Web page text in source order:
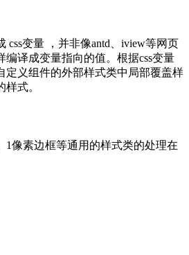
css变量 ，并非像antd、iview等网页
编译成变量指向的值。根据css变量
定义组件的外部样式类中局部覆盖样
式。
1像素边框等通用的样式类的处理在